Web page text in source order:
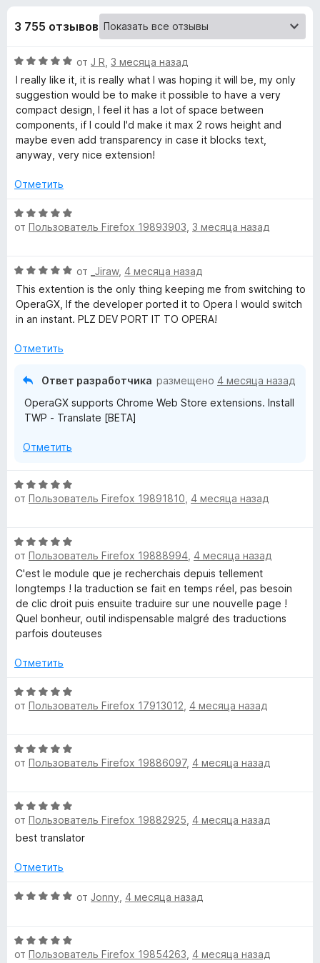
з
е
а
F
i
r
e
f
«
T
W
P
-
r
a
n
s
l
a
t
W
e
b
P
a
e
s
»
8
5
3 755 отзывов
О
ц
е
н
е
н
о
а
и
з
от J R 3 месяца назад
I really like it, it is really what I was hoping it will be, my only
suggestion would be to make it possible to have a very
compact design, I feel it has a lot of space between
components, if I could I'd make it max 2 rows height and
maybe even add transparency in case it blocks text,
anyway, very nice extension!
Отметить
О
ц
е
н
о
н
5
от Пользователь Firefox 19893903 3 месяца назад
О
ц
е
н
н
от _Jiraw, 4 месяца назад
This extention is the only thing keeping me from switching to
OperaGX, If the developer ported it to Opera I would switch
in an instant. PLZ DEV PORT IT TO OPERA!
Отметить
Ответ разработчика размещено 4 месяца назад
OperaGX supports Chrome Web Store extensions. Install
TWP - Translate [BETA]
Отметить
О
ц
е
н
о
н
а
5
и
5
от Пользователь Firefox 19891810 4 месяца назад
О
ц
е
н
е
н
о
а
и
з
от Пользователь Firefox 19888994 4 месяца назад
C'est le module que je recherchais depuis tellement
longtemps ! la traduction se fait en temps réel, pas besoin
de clic droit puis ensuite traduire sur une nouvelle page !
Quel bonheur, outil indispensable malgré des traductions
parfois douteuses
Отметить
О
ц
е
н
а
5
и
5
от Пользователь Firefox 17913012 4 месяца назад
О
ц
е
н
о
а
и
от Пользователь Firefox 19886097, 4 месяца назад
О
ц
е
е
о
5
и
от Пользователь Firefox 19882925 4 месяца назад
best translator
Отметить
О
н
е
от Jonny 4 месяца назад
О
ц
от Пользователь Firefox 19854263 4 месяца назад